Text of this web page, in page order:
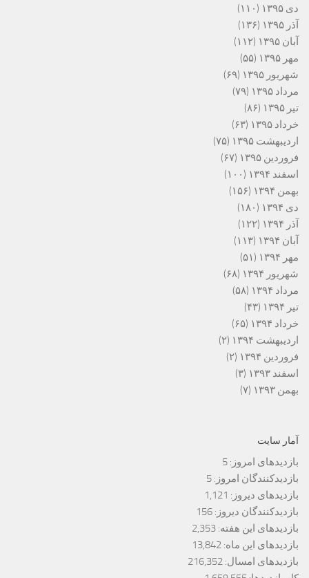
دی ۱۳۹۵
(۱۱۰)
آذر ۱۳۹۵
(۱۳۶)
آبان ۱۳۹۵
(۱۱۲)
مهر ۱۳۹۵
(۵۵)
شهریور ۱۳۹۵
(۶۹)
مرداد ۱۳۹۵
(۷۹)
تیر ۱۳۹۵
(۸۶)
خرداد ۱۳۹۵
(۶۳)
اردیبهشت ۱۳۹۵
(۷۵)
فروردین ۱۳۹۵
(۶۷)
اسفند ۱۳۹۴
(۱۰۰)
بهمن ۱۳۹۴
(۱۵۶)
دی ۱۳۹۴
(۱۸۰)
آذر ۱۳۹۴
(۱۲۲)
آبان ۱۳۹۴
(۱۱۳)
مهر ۱۳۹۴
(۵۱)
شهریور ۱۳۹۴
(۶۸)
مرداد ۱۳۹۴
(۵۸)
تیر ۱۳۹۴
(۴۳)
خرداد ۱۳۹۴
(۶۵)
اردیبهشت ۱۳۹۴
(۲)
فروردین ۱۳۹۴
(۲)
اسفند ۱۳۹۳
(۳)
بهمن ۱۳۹۳
(۷)
آمار سایت
بازدیدهای امروز: 5
بازدیدکنندگان امروز: 5
بازدیدهای دیروز: 1,121
بازدیدکنندگان دیروز: 156
بازدیدهای این هفته: 2,353
بازدیدهای این ماه: 13,842
بازدیدهای امسال: 216,352